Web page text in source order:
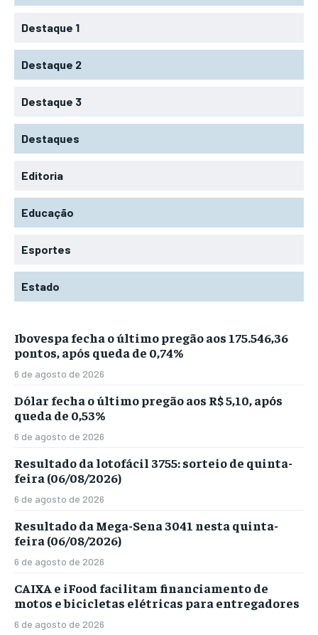
Destaque 1
Destaque 2
Destaque 3
Destaques
Editoria
Educação
Esportes
Estado
Ibovespa fecha o último pregão aos 175.546,36
pontos, após queda de 0,74%
6 de agosto de 2026
Dólar fecha o último pregão aos R$ 5,10, após
queda de 0,53%
6 de agosto de 2026
Resultado da lotofácil 3755: sorteio de quinta-
feira (06/08/2026)
6 de agosto de 2026
Resultado da Mega-Sena 3041 nesta quinta-
feira (06/08/2026)
6 de agosto de 2026
CAIXA e iFood facilitam financiamento de
motos e bicicletas elétricas para entregadores
6 de agosto de 2026